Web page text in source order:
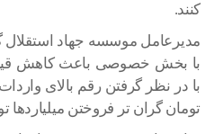
کنند.
مدیرعامل موسسه جهاد استقلال
با بخش خصوصی باعث کاهش
با در نظر گرفتن رقم بالای
تومان گران تر فروختن